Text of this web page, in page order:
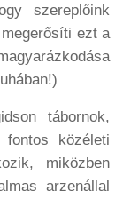
szereplőink
ezt a
tábornok,
fontos közéleti
miközben
arzenállal